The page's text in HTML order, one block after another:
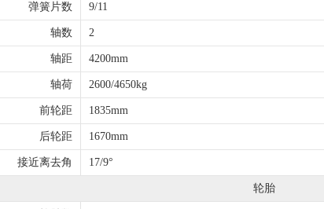
弹簧片数 9/11
轴数 2
轴距 4200mm
轴荷 2600/4650kg
前轮距 1835mm
后轮距 1670mm
接近离去角 17/9°
轮胎